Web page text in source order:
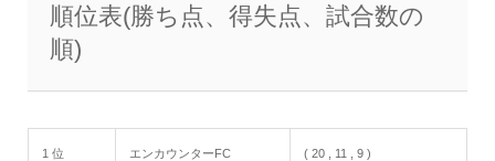
順位表(勝ち点、得失点、試合数の
順)
1 位 エンカウンターFC ( 20 , 11 , 9 )